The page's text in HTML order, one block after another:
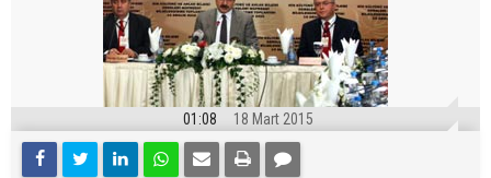
01:08 18 Mart 2015